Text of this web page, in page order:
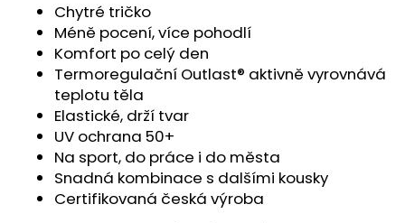
Chytré tričko
Méně pocení, více pohodlí
Komfort po celý den
Termoregulační Outlast® aktivně vyrovnává
teplotu těla
Elastické, drží tvar
UV ochrana 50+
Na sport, do práce i do města
Snadná kombinace s dalšími kousky
Certifikovaná česká výroba
KALHOTKY
TENKÉ
DO
OUTLAST®